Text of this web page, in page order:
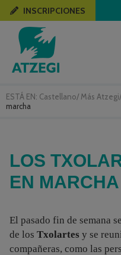
ESTÁ EN: Castellano/ Más Atzegi/
marcha
INSCRIPCIONES
LOS
EN MARCHA
El pasado fin de semana
de los Txolartes y se
compañeras, como las